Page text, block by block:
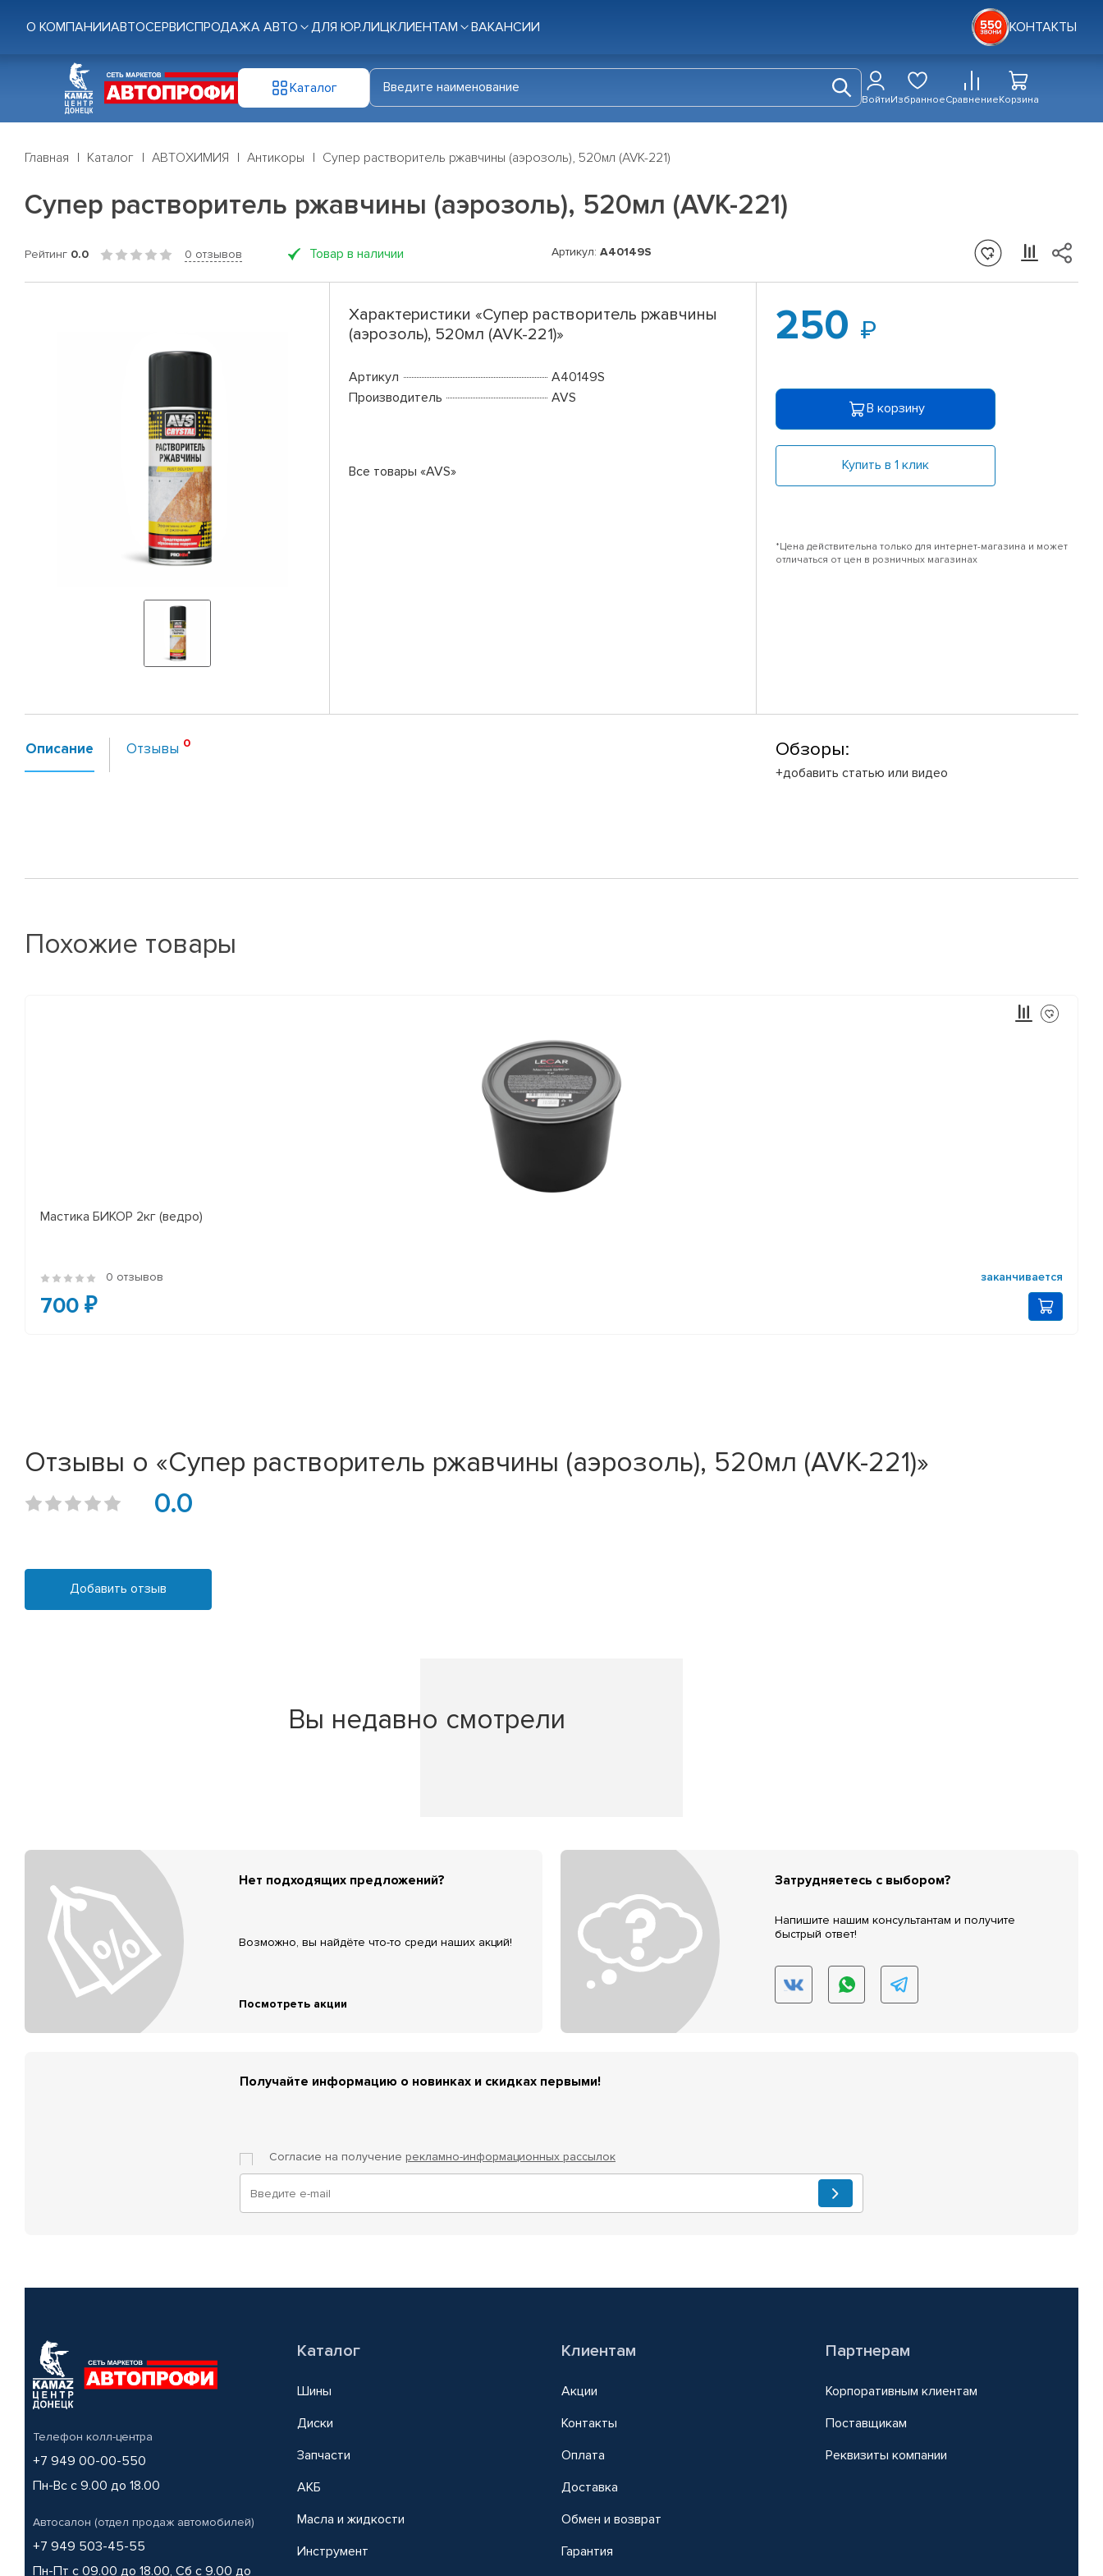
О КОМПАНИИАВТОСЕРВИСПРОДАЖА АВТО ДЛЯ ЮР.ЛИЦКЛИЕНТАМ ВАКАНСИИ КОНТАКТЫ
Каталог
ВойтиИзбранноеСравнениеКорзина
Главная Каталог АВТОХИМИЯ Антикоры Супер растворитель ржавчины (аэрозоль), 520мл (AVK-221)
Супер растворитель ржавчины (аэрозоль), 520мл (AVK-221)
Рейтинг 0.0 0 отзывов Товар в наличии Артикул: A40149S
Характеристики «Супер растворитель ржавчины
(аэрозоль), 520мл (AVK-221)»
Артикул
A40149S
Производитель
AVS
Все товары «AVS»
250
В корзину
Купить в 1 клик
*Цена действительна только для интернет-магазина и может
отличаться от цен в розничных магазинах
Описание Отзывы Обзоры:
+добавить статью или видео
Похожие товары
Мастика БИКОР 2кг (ведро)
0 отзывов заканчивается
700 ₽
Отзывы о «Супер растворитель ржавчины (аэрозоль), 520мл (AVK-221)»
0.0
Добавить отзыв
Вы недавно смотрели
Нет подходящих предложений?
Возможно, вы найдёте что-то среди наших акций!
Посмотреть акции
Затрудняетесь с выбором?
Напишите нашим консультантам и получите
быстрый ответ!
Получайте информацию о новинках и скидках первыми!
Согласие на получение рекламно-информационных рассылок
Телефон колл-центра
+7 949 00-00-550
Пн-Вс с 9.00 до 18.00
Автосалон (отдел продаж автомобилей)
+7 949 503-45-55
Пн-Пт с 09.00 до 18.00, Сб с 9.00 до
Каталог
Шины
Диски
Запчасти
АКБ
Масла и жидкости
Инструмент
Клиентам
Акции
Контакты
Оплата
Доставка
Обмен и возврат
Гарантия
Партнерам
Корпоративным клиентам
Поставщикам
Реквизиты компании